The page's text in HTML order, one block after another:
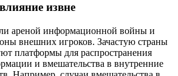
извне
ареной информационной войны и
внешних игроков. Зачастую страны
платформы для распространения
и вмешательства в внутренние